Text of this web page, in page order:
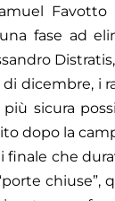
fase ad
di dicembre, i
più sicura
dopo la
finale che